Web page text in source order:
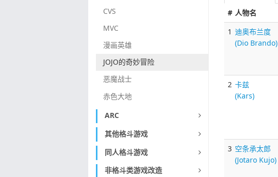
CVS
MVC
漫画英雄
JOJO的奇妙冒险
恶魔战士
赤色大地
ARC
其他格斗游戏
同人格斗游戏
非格斗类游戏改造
# 人物名
1 迪奥布兰度
(Dio Brando)
2 卡兹
(Kars)
3 空条承太郎
(Jotaro Kujo)